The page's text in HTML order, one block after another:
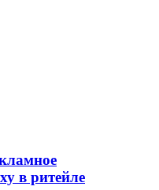
в ритейле